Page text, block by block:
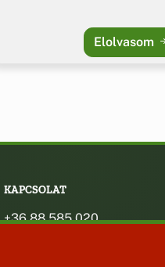
Elolvasom
KAPCSOLAT
+36 88 585 020